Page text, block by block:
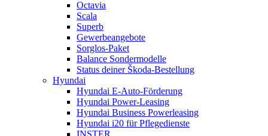
Octavia
Scala
Superb
Gewerbeangebote
Sorglos-Paket
Balance Sondermodelle
Status deiner Škoda-Bestellung
Hyundai
Hyundai E-Auto-Förderung
Hyundai Power-Leasing
Hyundai Business Powerleasing
Hyundai i20 für Pflegedienste
INSTER